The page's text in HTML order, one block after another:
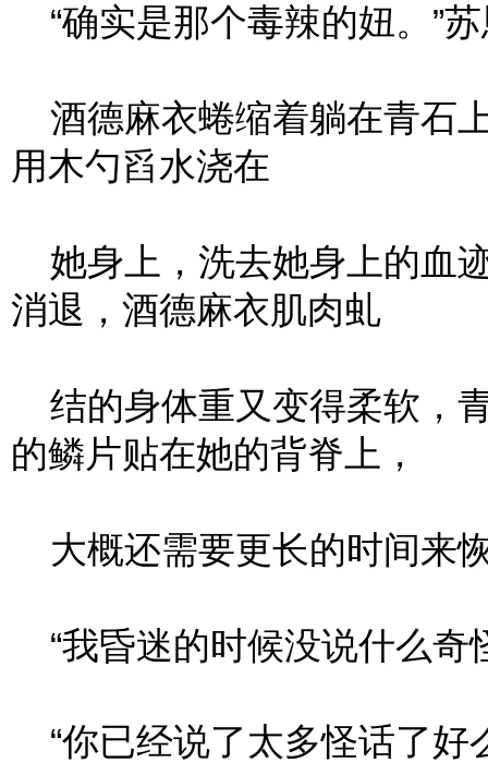
“确实是那个毒辣的妞。”
酒德麻衣蜷缩着躺在青石
用木勺舀水浇在
她身上，洗去她身上的血
消退，酒德麻衣肌肉虬
结的身体重又变得柔软，
的鳞片贴在她的背脊上，
大概还需要更长的时间来
“我昏迷的时候没说什么奇
“你已经说了太多怪话了好